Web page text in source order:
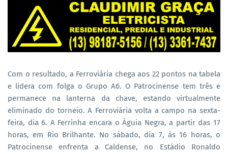
Com o resultado, a Ferroviária chega aos 22 pontos na tabela
e lidera com folga o Grupo A6. O Patrocinense tem três e
permanece na lanterna da chave, estando virtualmente
eliminado do torneio. A Ferroviária volta a campo na sexta-
feira, dia 6. A Ferrinha encara o Águia Negra, a partir das 17
horas, em Rio Brilhante. No sábado, dia 7, às 16 horas, o
Patrocinense enfrenta a Caldense, no Estádio Ronaldo